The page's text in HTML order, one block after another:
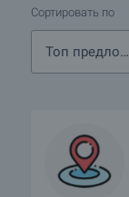
Сортировать по
Топ предложения